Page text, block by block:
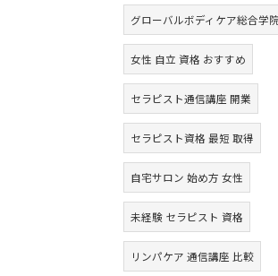
グローバルボディケア総合学
女性 自立 資格 おすすめ
セラピスト通信講座 開業
セラピスト資格 最短 取得
自宅サロン 始め方 女性
未経験 セラピスト 資格
リンパケア 通信講座 比較